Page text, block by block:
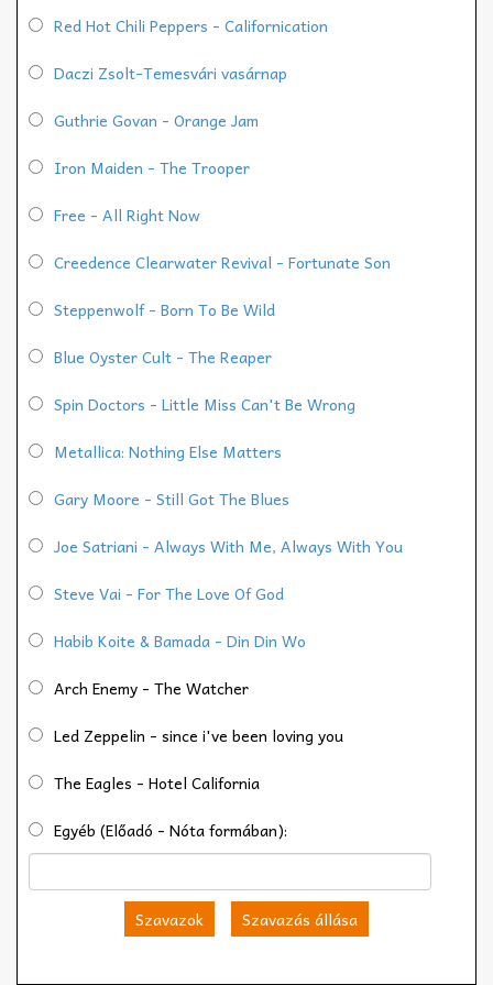
Red Hot Chili Peppers - Californication
Daczi Zsolt-Temesvári vasárnap
Guthrie Govan - Orange Jam
Iron Maiden - The Trooper
Free - All Right Now
Creedence Clearwater Revival - Fortunate Son
Steppenwolf - Born To Be Wild
Blue Oyster Cult - The Reaper
Spin Doctors - Little Miss Can't Be Wrong
Metallica: Nothing Else Matters
Gary Moore - Still Got The Blues
Joe Satriani - Always With Me, Always With You
Steve Vai - For The Love Of God
Habib Koite & Bamada - Din Din Wo
Arch Enemy - The Watcher
Led Zeppelin - since i've been loving you
The Eagles - Hotel California
Egyéb (Előadó - Nóta formában):
Szavazok Szavazás állása